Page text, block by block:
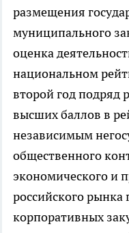
размещения
муниципального
оценка
национальном
второй год подряд
высших баллов в
независимым
общественного
экономического и
российского рынка
корпоративных